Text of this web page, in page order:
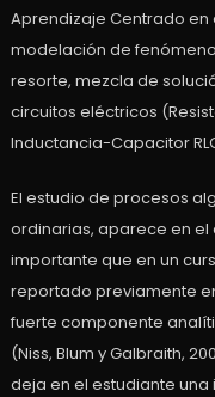
Aprendizaje Centrado en
modelación de
resorte, mezcla de
circuitos eléctricos
Inductancia-Capacitor
El estudio de procesos
ordinarias, aparece en el
importante que en un
reportado previamente
fuerte componente
(Niss, Blum y Galbraith,
deja en el estudiante